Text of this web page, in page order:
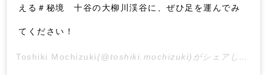
える＃秘境 十谷の大柳川渓谷に、ぜひ足を運んでみ
てください！
Toshiki Mochizuki (@toshiki.mochizuki)がシェアした投稿 –